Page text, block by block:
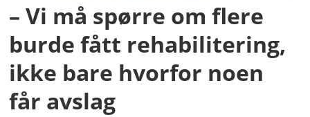
– Vi må spørre om flere
burde fått rehabilitering,
ikke bare hvorfor noen
får avslag